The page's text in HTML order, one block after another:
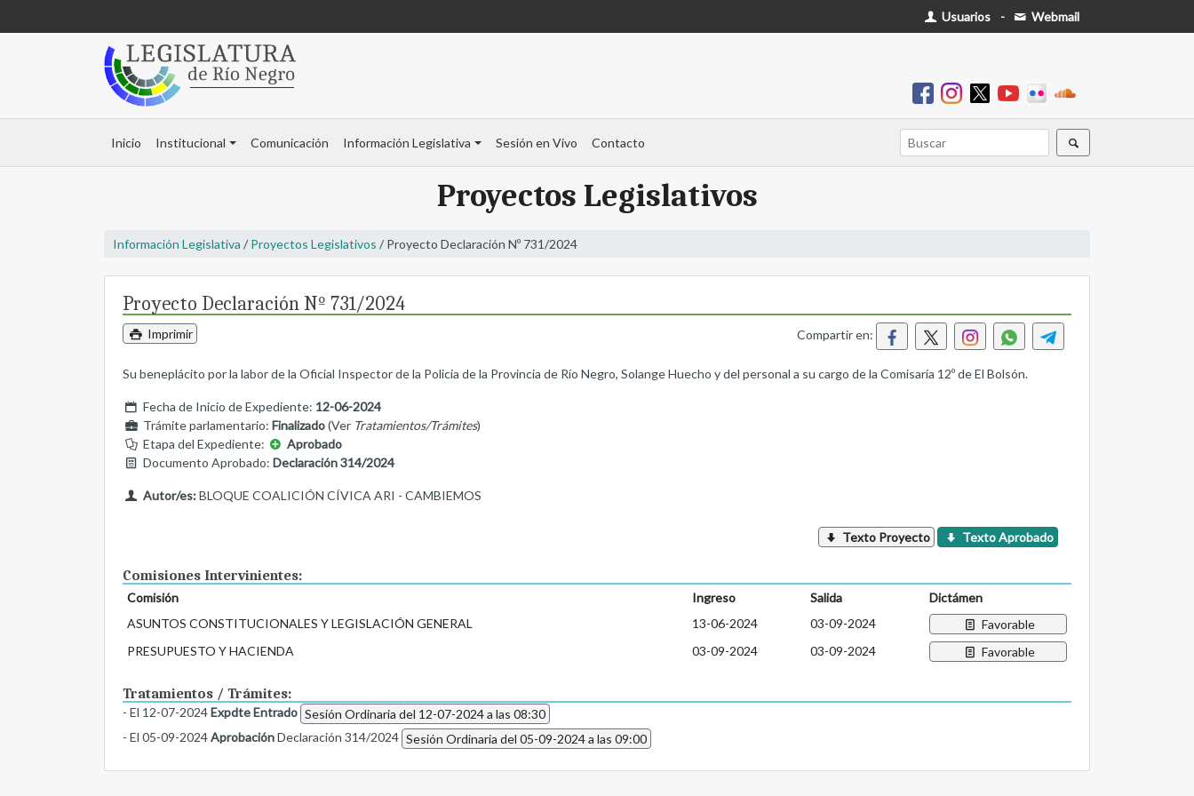
Usuarios - Webmail
Inicio Institucional Comunicación Información Legislativa Sesión en Vivo Contacto
Proyectos Legislativos
Información Legislativa / Proyectos Legislativos / Proyecto Declaración Nº 731/2024
Proyecto Declaración Nº 731/2024
Imprimir Compartir en:
Su beneplácito por la labor de la Oficial Inspector de la Policia de la Provincia de Río Negro, Solange Huecho y del personal a su cargo de la Comisaría 12º de El Bolsón.
Fecha de Inicio de Expediente: 12-06-2024
Trámite parlamentario: Finalizado(Ver Tratamientos/Trámites)
Etapa del Expediente:
Aprobado
Documento Aprobado: Declaración 314/2024
Autor/es:BLOQUE COALICIÓN CÍVICA ARI - CAMBIEMOS
Texto Proyecto Texto Aprobado
Comisiones Intervinientes:
Comisión Ingreso Salida
Dictámen
ASUNTOS CONSTITUCIONALES Y LEGISLACIÓN GENERAL
13-06-2024 03-09-2024
Favorable
PRESUPUESTO Y HACIENDA
03-09-2024 03-09-2024 Favorable
Tratamientos / Trámites:
- El 12-07-2024Expdte Entrado Sesión Ordinaria del 12-07-2024 a las 08:30
- El 05-09-2024AprobaciónDeclaración 314/2024 Sesión Ordinaria del 05-09-2024 a las 09:00